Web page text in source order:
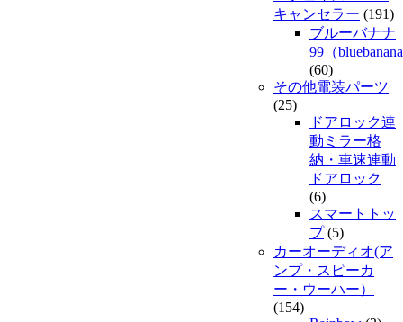
キャンセラー (191)
ブルーバナナ
99（
(60)
その他電装パーツ
(25)
ドアロック連
動ミラー格
納・車速連動
ドアロック
(6)
スマートトッ
プ(5)
カーオーディオ(ア
ンプ・スピーカ
ー・ウーハー）
(154)